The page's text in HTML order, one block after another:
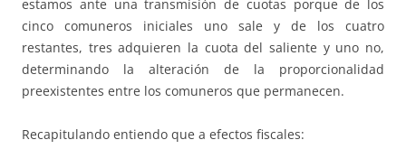
estamos ante una transmisión de cuotas porque de los
cinco comuneros iniciales uno sale y de los cuatro
restantes, tres adquieren la cuota del saliente y uno no,
determinando la alteración de la proporcionalidad
preexistentes entre los comuneros que permanecen.
Recapitulando entiendo que a efectos fiscales: